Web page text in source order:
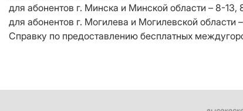
для абонентов г. Минска и Минской области – 8-13,
для абонентов г. Могилева и Могилевской области
Справку по предоставлению бесплатных